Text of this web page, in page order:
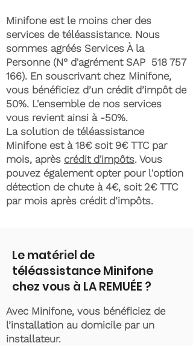
Minifone est le moins cher des
services de téléassistance. Nous
sommes agréés Services À la
Personne (N° d'agrément SAP 518 757
166). En souscrivant chez Minifone,
vous bénéficiez d’un crédit d’impôt de
50%. L'ensemble de nos services
vous revient ainsi à -50%.
La solution de téléassistance
Minifone est à 18€ soit 9€ TTC par
mois, après crédit d'impôts. Vous
pouvez également opter pour l'option
détection de chute à 4€, soit 2€ TTC
par mois après crédit d’impôts.
Le matériel de
téléassistance Minifone
chez vous à LA REMUÉE ?
Avec Minifone, vous bénéficiez de
l’installation au domicile par un
installateur.